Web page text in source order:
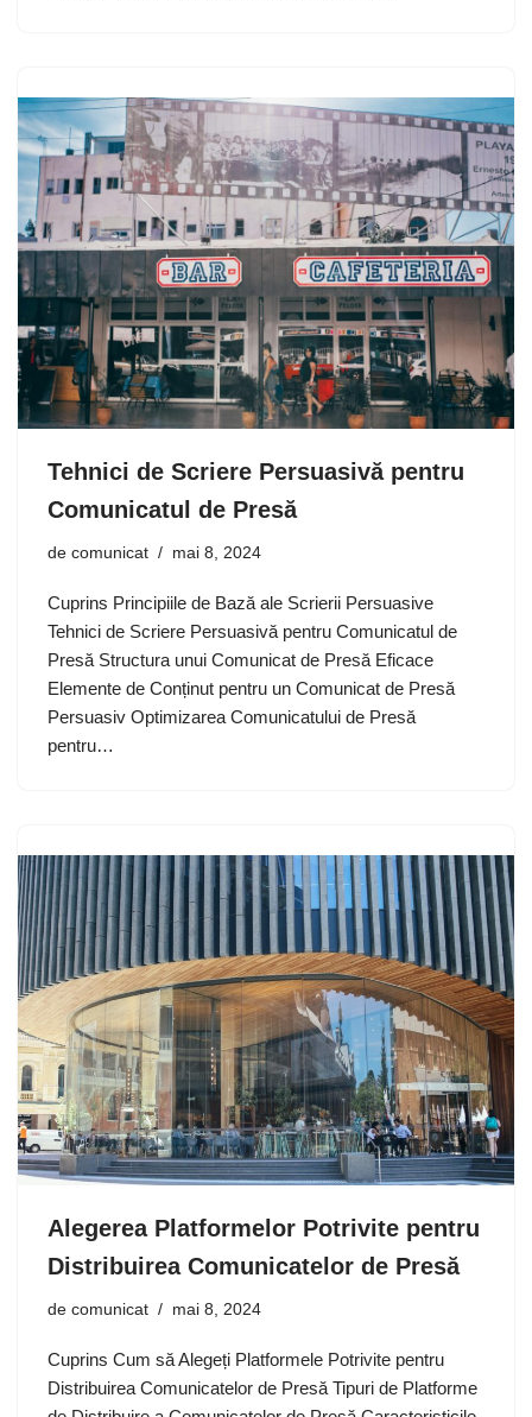
Tehnici de Scriere Persuasivă pentru
Comunicatul de Presă
de comunicat mai 8, 2024
Cuprins Principiile de Bază ale Scrierii Persuasive
Tehnici de Scriere Persuasivă pentru Comunicatul de
Presă Structura unui Comunicat de Presă Eficace
Elemente de Conținut pentru un Comunicat de Presă
Persuasiv Optimizarea Comunicatului de Presă
pentru…
Alegerea Platformelor Potrivite pentru
Distribuirea Comunicatelor de Presă
de comunicat mai 8, 2024
Cuprins Cum să Alegeți Platformele Potrivite pentru
Distribuirea Comunicatelor de Presă Tipuri de Platforme